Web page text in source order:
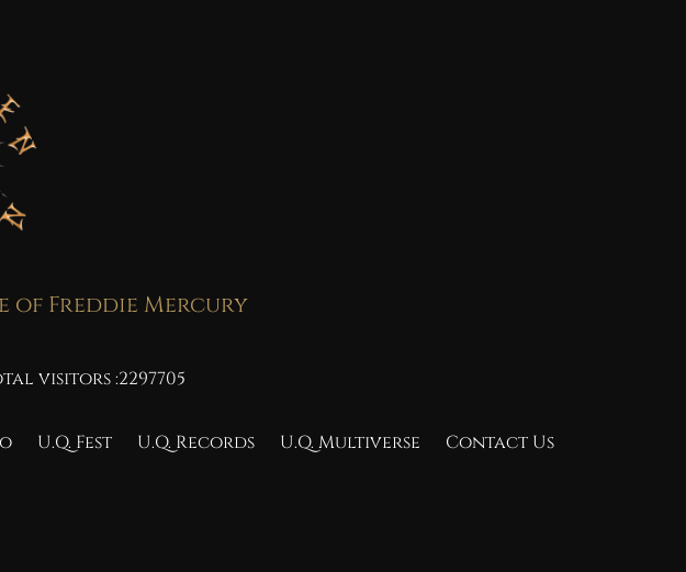
of Freddie Mercury
2297705
visitors :
U.Q. Fest U.Q. Records U.Q. Multiverse Contact Us